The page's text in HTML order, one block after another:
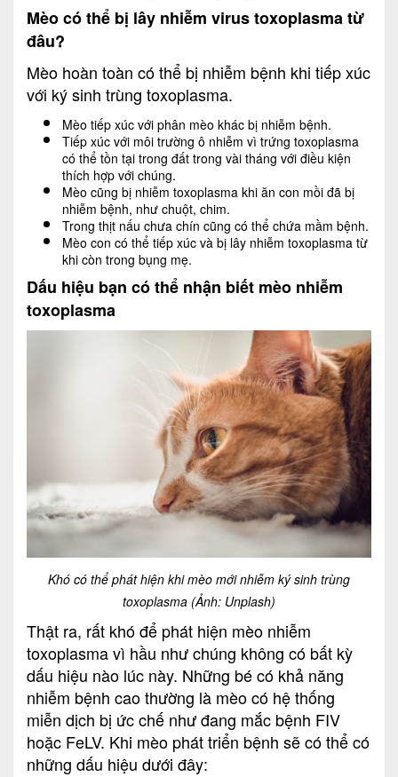
Mèo có thể bị lây nhiễm virus toxoplasma từ
đâu?
Mèo hoàn toàn có thể bị nhiễm bệnh khi tiếp xúc
với ký sinh trùng toxoplasma.
Mèo tiếp xúc với phân mèo khác bị nhiễm bệnh.
Tiếp xúc với môi trường ô nhiễm vì trứng toxoplasma
có thể tồn tại trong đất trong vài tháng với điều kiện
thích hợp với chúng.
Mèo cũng bị nhiễm toxoplasma khi ăn con mồi đã bị
nhiễm bệnh, như chuột, chim.
Trong thịt nấu chưa chín cũng có thể chứa mầm bệnh.
Mèo con có thể tiếp xúc và bị lây nhiễm toxoplasma từ
khi còn trong bụng mẹ.
Dấu hiệu bạn có thể nhận biết mèo nhiễm
toxoplasma
Khó có thể phát hiện khi mèo mới nhiễm ký sinh trùng
toxoplasma (Ảnh: Unplash)
Thật ra, rất khó để phát hiện mèo nhiễm
toxoplasma vì hầu như chúng không có bất kỳ
dấu hiệu nào lúc này. Những bé có khả năng
nhiễm bệnh cao thường là mèo có hệ thống
miễn dịch bị ức chế như đang mắc bệnh FIV
hoặc FeLV. Khi mèo phát triển bệnh sẽ có thể có
những dấu hiệu dưới đây: